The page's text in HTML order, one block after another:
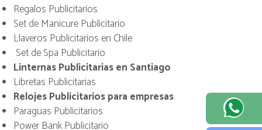
Regalos Publicitarios
Set de Manicure Publicitario
Llaveros Publicitarios en Chile
Set de Spa Publicitario
Linternas Publicitarias en Santiago
Libretas Publicitarias
Relojes Publicitarios para empresas
Paraguas Publicitarios
Power Bank Publicitario